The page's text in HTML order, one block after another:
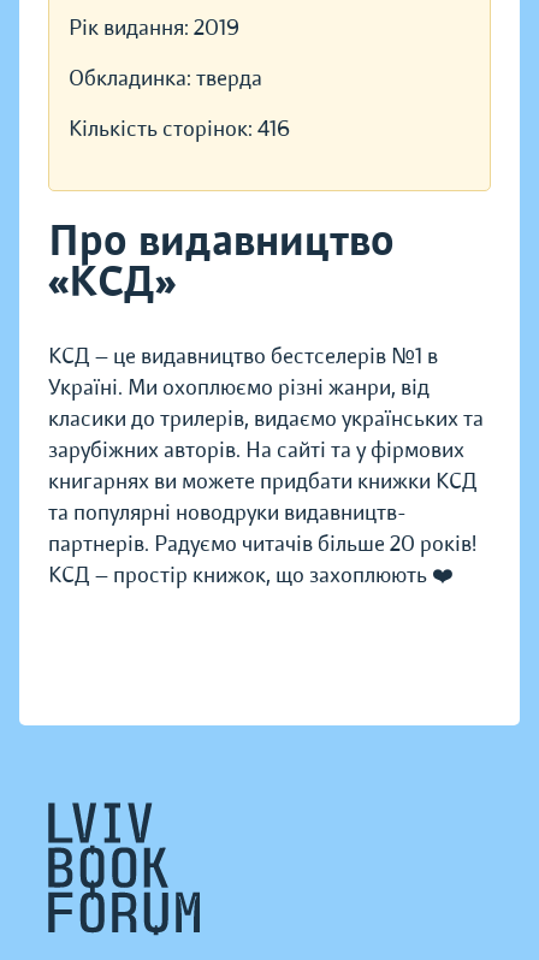
Рік видання: 2019
Обкладинка: тверда
Кількість сторінок: 416
Про видавництво
«КСД»
КСД — це видавництво бестселерів №1 в
Україні. Ми охоплюємо різні жанри, від
класики до трилерів, видаємо українських та
зарубіжних авторів. На сайті та у фірмових
книгарнях ви можете придбати книжки КСД
та популярні новодруки видавництв-
партнерів. Радуємо читачів більше 20 років!
КСД — простір книжок, що захоплюють ❤️